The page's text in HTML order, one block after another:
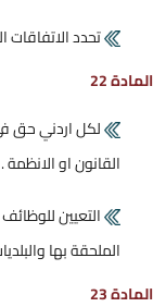
تحدد الاتفاقات
المادة 22
لكل اردني حق
القانون او الانظمة .
التعيين
الملحقة بها
المادة 23